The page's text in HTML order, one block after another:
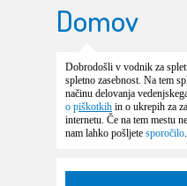
Domov
Dobrodošli v vodnik za
spletno zasebnost. Na tem
načinu delovanja
o piškotkih in o ukrepih za
internetu. Če na tem mestu
nam lahko pošljete sporočilo.